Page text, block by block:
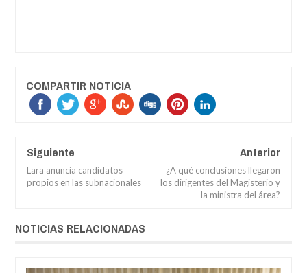
COMPARTIR NOTICIA
Siguiente
Lara anuncia candidatos
propios en las subnacionales
Anterior
¿A qué conclusiones llegaron
los dirigentes del Magisterio y
la ministra del área?
NOTICIAS RELACIONADAS